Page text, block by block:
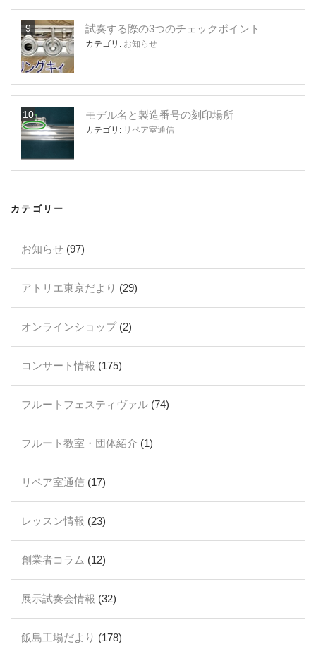
試奏する際の3つのチェックポイント
カテゴリ: お知らせ
モデル名と製造番号の刻印場所
カテゴリ: リペア室通信
カテゴリー
お知らせ (97)
アトリエ東京だより (29)
オンラインショップ(2)
コンサート情報 (175)
フルートフェスティヴァル (74)
フルート教室・団体紹介 (1)
リペア室通信 (17)
レッスン情報 (23)
創業者コラム (12)
展示試奏会情報 (32)
飯島工場だより (178)